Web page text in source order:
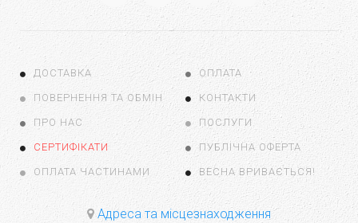
ДОСТАВКА ОПЛАТА
ПОВЕРНЕННЯ ТА ОБМІН КОНТАКТИ
ПРО НАС ПОСЛУГИ
СЕРТИФІКАТИ ПУБЛІЧНА ОФЕРТА
ОПЛАТА ЧАСТИНАМИ ВЕСНА ВРИВАЄТЬСЯ!
Адреса та місцезнаходження